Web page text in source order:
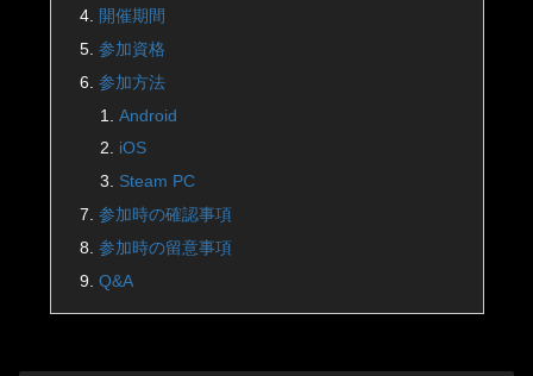
開催期間
参加資格
参加方法
Android
iOS
Steam PC
参加時の確認事項
参加時の留意事項
Q&A